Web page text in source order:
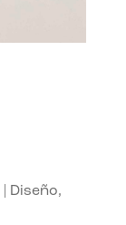
Diseño,